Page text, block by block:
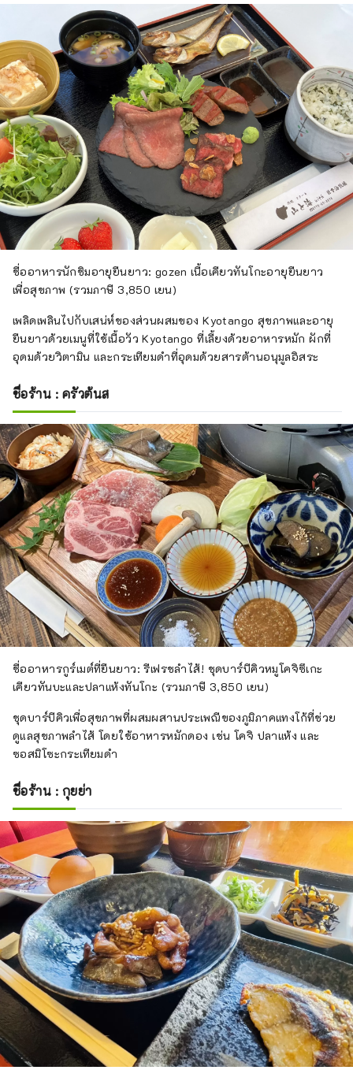
ชื่ออาหารนักชิมอายุยืนยาว: gozen เนื้อเคียวทันโกะอายุยืนยาว
เพื่อสุขภาพ (รวมภาษี 3,850 เยน)
เพลิดเพลินไปกับเสน่ห์ของส่วนผสมของ Kyotango สุขภาพและอายุ
ยืนยาวด้วยเมนูที่ใช้เนื้อวัว Kyotango ที่เลี้ยงด้วยอาหารหมัก ผักที่
อุดมด้วยวิตามิน และกระเทียมดำที่อุดมด้วยสารต้านอนุมูลอิสระ
ชื่อร้าน : ครัวต้นส
ชื่ออาหารกูร์เมต์ที่ยืนยาว: รีเฟรชลำไส้! ชุดบาร์บีคิวหมูโคจิซึเกะ
เคียวทันบะและปลาแห้งทันโกะ (รวมภาษี 3,850 เยน)
ชุดบาร์บีคิวเพื่อสุขภาพที่ผสมผสานประเพณีของภูมิภาคแทงโก้ที่ช่วย
ดูแลสุขภาพลำไส้ โดยใช้อาหารหมักดอง เช่น โคจิ ปลาแห้ง และ
ซอสมิโซะกระเทียมดำ
ชื่อร้าน : กุยย่า